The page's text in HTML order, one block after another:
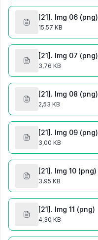
[21]. Img 06 (png)
15,57 KB
[21]. Img 07 (png)
3,76 KB
[21]. Img 08 (png)
2,53 KB
[21]. Img 09 (png)
3,00 KB
[21]. Img 10 (png)
3,95 KB
[21]. Img 11 (png)
4,30 KB